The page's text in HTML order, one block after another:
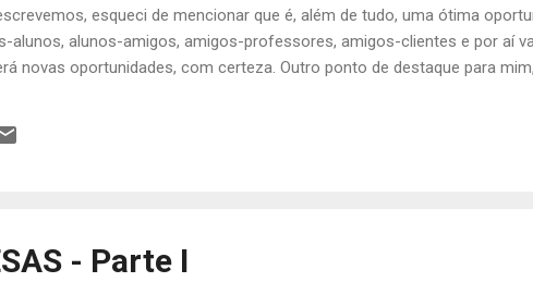
esqueci de mencionar que é, além de tudo, uma ótima
alunos, alunos-amigos, amigos-professores, amigos-clientes e por aí
novas oportunidades, com certeza. Outro ponto de destaque para
"velhotes"... Assisti co...
- Parte I